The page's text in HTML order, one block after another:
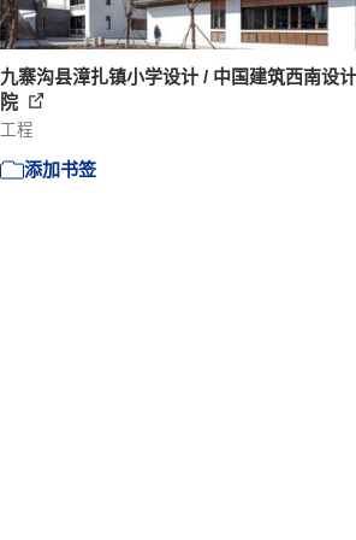
九寨沟县漳扎镇小学设计 / 中国建筑西南设
院
工程
添加书签